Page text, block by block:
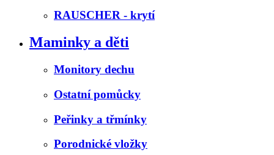
RAUSCHER - krytí
Maminky a děti
Monitory dechu
Ostatní pomůcky
Peřinky a třmínky
Porodnické vložky